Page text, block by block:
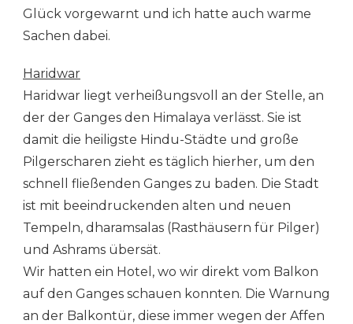
Glück vorgewarnt und ich hatte auch warme
Sachen dabei.
Haridwar
Haridwar liegt verheißungsvoll an der Stelle, an
der der Ganges den Himalaya verlässt. Sie ist
damit die heiligste Hindu-Städte und große
Pilgerscharen zieht es täglich hierher, um den
schnell fließenden Ganges zu baden. Die Stadt
ist mit beeindruckenden alten und neuen
Tempeln, dharamsalas (Rasthäusern für Pilger)
und Ashrams übersät.
Wir hatten ein Hotel, wo wir direkt vom Balkon
auf den Ganges schauen konnten. Die Warnung
an der Balkontür, diese immer wegen der Affen